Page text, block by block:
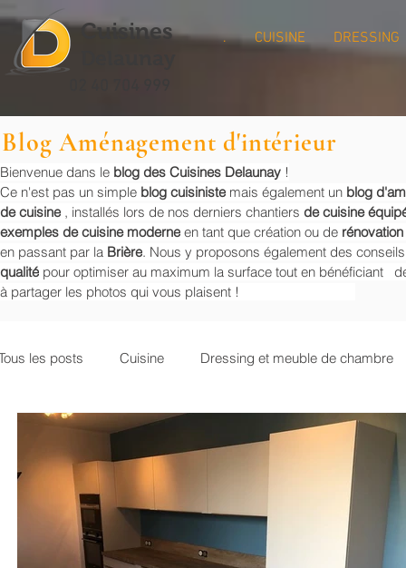
. CUISINE DRESSING
Cuisines
Blog Aménagement d'intérieur
Bienvenue dans le blog des Cuisines Delaunay !
Ce n'est pas un simple blog cuisiniste mais également un blog
de cuisine , installés lors de nos derniers chantiers de cuisine
exemples de cuisine moderne en tant que création ou de
en passant par la Brière. Nous y proposons également des
qualité pour optimiser au maximum la surface tout en bénéficiant
à partager les photos qui vous plaisent !
les posts Cuisine Dressing et meuble de chambre
Meuble bibliothèque Crédence de